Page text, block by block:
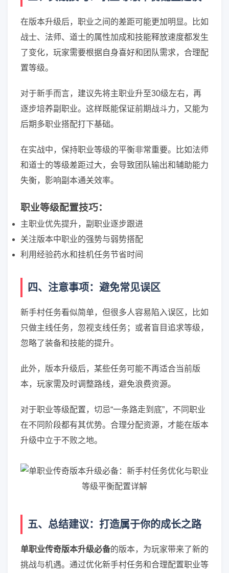
在版本升级后，职业之间的差距可能更加明显。比如
战士、法师、道士的属性加成和技能释放速度都发生
了变化，玩家需要根据自身喜好和团队需求，合理配
置等级。
对于新手而言，建议先将主职业升至30级左右，再
逐步培养副职业。这样既能保证前期战斗力，又能为
后期多职业搭配打下基础。
在实战中，保持职业等级的平衡非常重要。比如法师
和道士的等级差距过大，会导致团队输出和辅助能力
失衡，影响副本通关效率。
职业等级配置技巧：
主职业优先提升，副职业逐步跟进
关注版本中职业的强势与弱势搭配
利用经验药水和挂机任务节省时间
四、注意事项：避免常见误区
新手村任务看似简单，但很多人容易陷入误区，比如
只做主线任务，忽视支线任务；或者盲目追求等级，
忽略了装备和技能的提升。
此外，版本升级后，某些任务可能不再适合当前版
本，玩家需及时调整路线，避免浪费资源。
对于职业等级配置，切忌“一条路走到底”，不同职业
在不同阶段都有其优势。合理分配资源，才能在版本
升级中立于不败之地。
五、总结建议：打造属于你的成长之路
单职业传奇版本升级必备的版本，为玩家带来了新的
挑战与机遇。通过优化新手村任务和合理配置职业等